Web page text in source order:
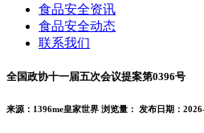
食品安全资讯
食品安全动态
联系我们
全国政协十一届五次会议提案第0396号
来源：1396me皇家世界 浏览量： 发布日期：